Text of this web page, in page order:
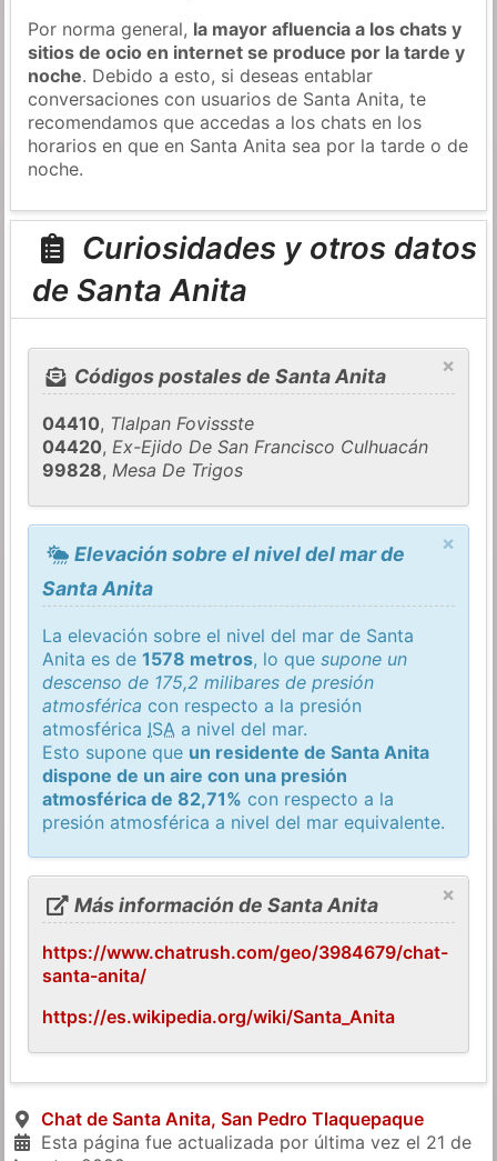
Por norma general, la mayor afluencia a los chats y
sitios de ocio en internet se produce por la tarde y
noche. Debido a esto, si deseas entablar
conversaciones con usuarios de Santa Anita, te
recomendamos que accedas a los chats en los
horarios en que en Santa Anita sea por la tarde o de
noche.
Curiosidades y otros datos
de Santa Anita
×
Códigos postales de Santa Anita
04410, Tlalpan Fovissste
04420,Ex-Ejido De San Francisco Culhuacán
99828,Mesa De Trigos
×
Elevación sobre el nivel del mar de
Santa Anita
La elevación sobre el nivel del mar de Santa
Anita es de1578 metros, lo quesupone un
descenso de 175,2 milibares de presión
atmosférica con respecto a la presión
atmosférica ISA a nivel del mar.
Esto supone que un residente de Santa Anita
dispone de un aire con una presión
atmosférica de 82,71% con respecto a la
presión atmosférica a nivel del mar equivalente.
×
Más información de Santa Anita
https://www.chatrush.com/geo/3984679/chat-
santa-anita/
https://es.wikipedia.org/wiki/Santa_Anita
Chat de Santa Anita, San Pedro Tlaquepaque
Esta página fue actualizada por última vez el 21 de